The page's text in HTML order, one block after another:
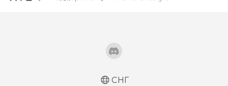
СНГ